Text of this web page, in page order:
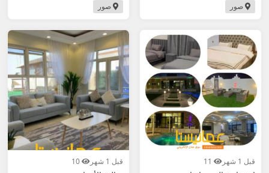
صور صور
قبل 1 شهر قبل 1 شهر